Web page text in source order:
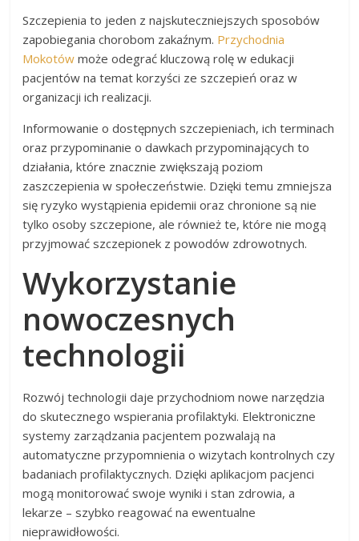
Szczepienia to jeden z najskuteczniejszych sposobów
zapobiegania chorobom zakaźnym. Przychodnia
Mokotów może odegrać kluczową rolę w edukacji
pacjentów na temat korzyści ze szczepień oraz w
organizacji ich realizacji.
Informowanie o dostępnych szczepieniach, ich terminach
oraz przypominanie o dawkach przypominających to
działania, które znacznie zwiększają poziom
zaszczepienia w społeczeństwie. Dzięki temu zmniejsza
się ryzyko wystąpienia epidemii oraz chronione są nie
tylko osoby szczepione, ale również te, które nie mogą
przyjmować szczepionek z powodów zdrowotnych.
Wykorzystanie
nowoczesnych
technologii
Rozwój technologii daje przychodniom nowe narzędzia
do skutecznego wspierania profilaktyki. Elektroniczne
systemy zarządzania pacjentem pozwalają na
automatyczne przypomnienia o wizytach kontrolnych czy
badaniach profilaktycznych. Dzięki aplikacjom pacjenci
mogą monitorować swoje wyniki i stan zdrowia, a
lekarze – szybko reagować na ewentualne
nieprawidłowości.